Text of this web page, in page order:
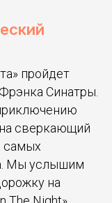
пройдет
Синатры.
сверкающий
самых
Мы услышим
на